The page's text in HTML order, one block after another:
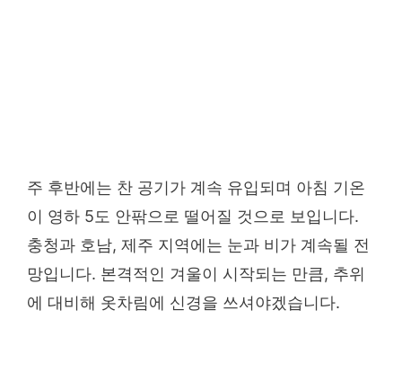
주 후반에는 찬 공기가 계속 유입되며 아침 기온
이 영하 5도 안팎으로 떨어질 것으로 보입니다.
충청과 호남, 제주 지역에는 눈과 비가 계속될 전
망입니다. 본격적인 겨울이 시작되는 만큼, 추위
에 대비해 옷차림에 신경을 쓰셔야겠습니다.